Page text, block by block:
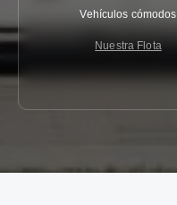
Vehículos cómodos
Nuestra Flota